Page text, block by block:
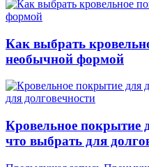
Как выбрать
необычной формой
Кровельное покрытие
что выбрать для